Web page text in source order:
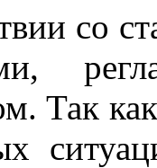
со
Так